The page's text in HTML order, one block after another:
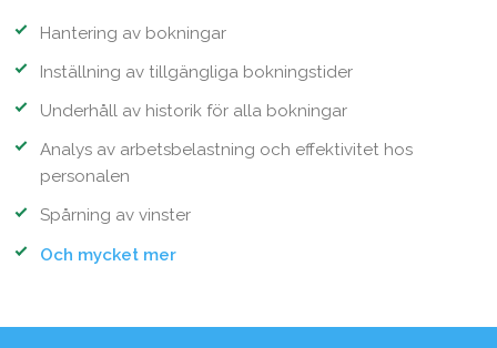
Hantering av bokningar
Inställning av tillgängliga bokningstider
Underhåll av historik för alla bokningar
Analys av arbetsbelastning och effektivitet hos
personalen
Spårning av vinster
Och mycket mer